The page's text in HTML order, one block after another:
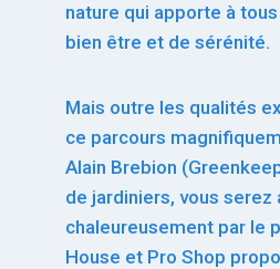
nature qui apporte à
bien être et de sérénité.
Mais outre les qualités
ce parcours
Alain Brebion
de jardiniers, vous serez
chaleureusement par le
House et Pro Shop